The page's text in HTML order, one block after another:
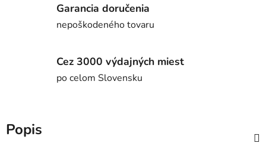
Garancia doručenia
nepoškodeného tovaru
Cez 3000 výdajných miest
po celom Slovensku
Popis